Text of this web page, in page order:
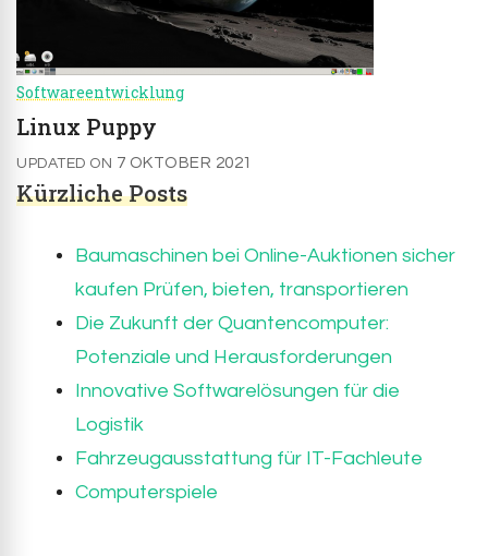
Softwareentwicklung
Linux Puppy
UPDATED ON 7 OKTOBER 2021
Kürzliche Posts
Baumaschinen bei Online-Auktionen sicher
kaufen Prüfen, bieten, transportieren
Die Zukunft der Quantencomputer:
Potenziale und Herausforderungen
Innovative Softwarelösungen für die
Logistik
Fahrzeugausstattung für IT-Fachleute
Computerspiele